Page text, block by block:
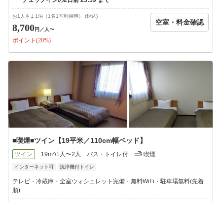
お1人さま1泊（1名1室利用時） (税込)
8,700円 ／人〜
ポイント(20%)
空室・料金確認
■喫煙■ツイン【19平米／110cm幅ベッド】
ツイン 19m²/1人〜2人 バス・トイレ付 喫煙
インターネット可 洗浄機付トイレ
テレビ・冷蔵庫・全室ウォシュレット完備・無料WiFi・駐車場無料(先着
順)